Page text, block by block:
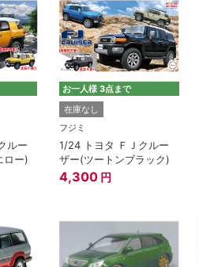
ルー
ロー)
お一人様 3点まで
在庫なし
フジミ
1/24 トヨタ ＦＪクルー
ザー(ツートンブラック)
4,300 円